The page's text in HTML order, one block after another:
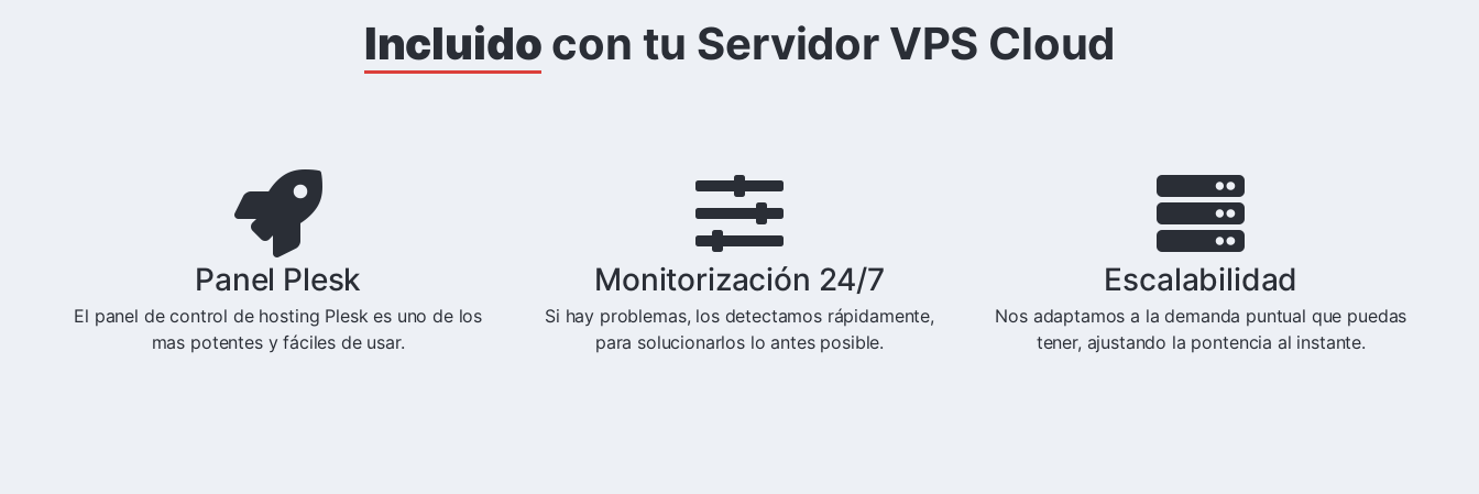
Incluido con tu Servidor VPS Cloud
Panel Plesk
El panel de control de hosting Plesk es uno de los
mas potentes y fáciles de usar.
Monitorización 24/7
Si hay problemas, los detectamos rápidamente,
para solucionarlos lo antes posible.
Escalabilidad
Nos adaptamos a la demanda puntual que puedas
tener, ajustando la pontencia al instante.